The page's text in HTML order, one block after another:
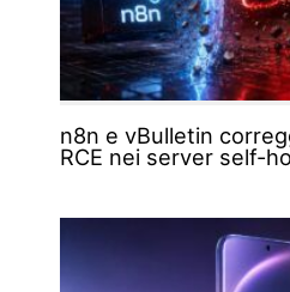
n8n e vBulletin
RCE nei server self-